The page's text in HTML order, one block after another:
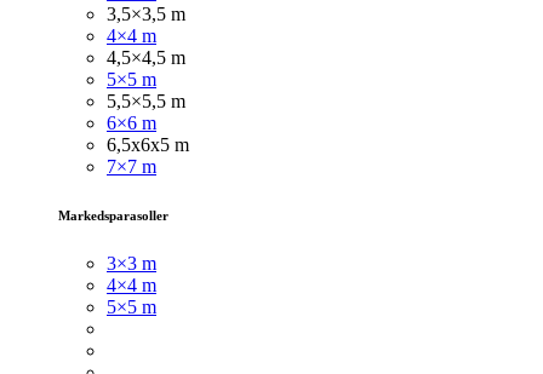
3,5×3,5 m
4×4 m
4,5×4,5 m
5×5 m
5,5×5,5 m
6×6 m
6,5x6x5 m
7×7 m
Markedsparasoller
3×3 m
4×4 m
5×5 m